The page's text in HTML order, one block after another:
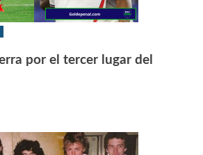
por el tercer lugar del